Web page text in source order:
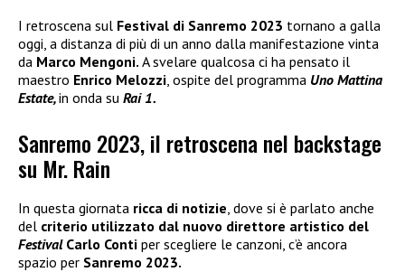
I retroscena sul Festival di Sanremo 2023 tornano a galla
oggi, a distanza di più di un anno dalla manifestazione vinta
da Marco Mengoni. A svelare qualcosa ci ha pensato il
maestro Enrico Melozzi , ospite del programma Uno Mattina
Estate,in onda su Rai 1.
Sanremo 2023, il retroscena nel backstage
su Mr. Rain
In questa giornata ricca di notizie , dove si è parlato anche
del criterio utilizzato dal nuovo direttore artistico del
Festival Carlo Conti per scegliere le canzoni, c’è ancora
spazio per Sanremo 2023.